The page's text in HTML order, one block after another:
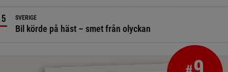
SVERIGE
Bil körde på häst – smet från olyckan